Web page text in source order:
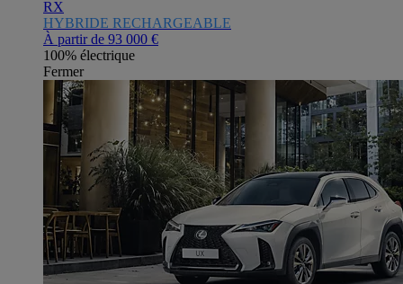
RX
HYBRIDE RECHARGEABLE
À partir de 93 000 €
100% électrique
Fermer